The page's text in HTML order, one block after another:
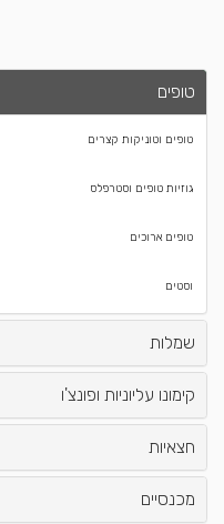
טופים
טופים וטוניקות קצרים
גוזיות טופים וסטרפלס
טופים ארוכים
וסטים
שמלות
קימונו עליוניות ופונצ'ו
חצאיות
מכנסיים